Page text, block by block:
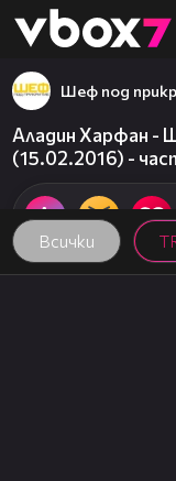
👾
Всички
Шеф под
Аладин Харфан -
(15.02.2016) -
16:45